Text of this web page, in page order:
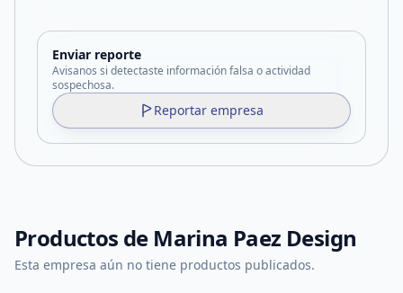
Enviar reporte
Avisanos si detectaste información falsa o actividad
sospechosa.
Reportar empresa
Productos de Marina Paez Design
Esta empresa aún no tiene productos publicados.